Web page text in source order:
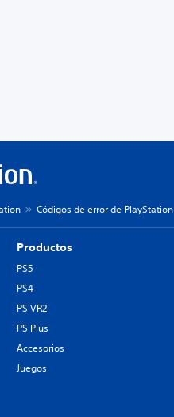
Códigos de error de PlayStation
Productos
PS5
PS4
PS VR2
PS Plus
Accesorios
Juegos